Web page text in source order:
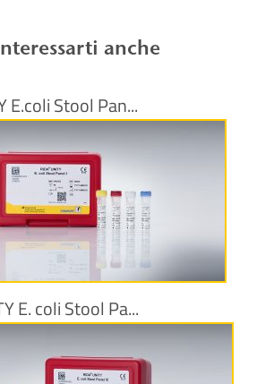
anche
E.coli Stool Pan...
Maggiori informazioni
E. coli Stool Pa...